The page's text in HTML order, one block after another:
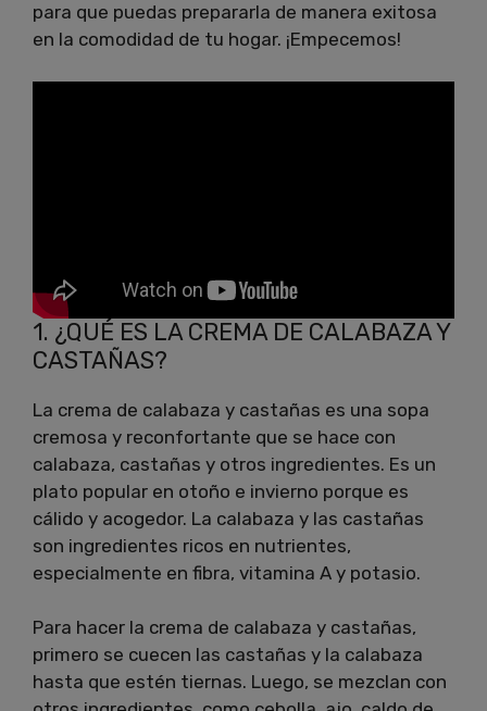
para que puedas prepararla de manera exitosa
en la comodidad de tu hogar. ¡Empecemos!
1. ¿QUÉ ES LA CREMA DE CALABAZA Y
CASTAÑAS?
La crema de calabaza y castañas es una sopa
cremosa y reconfortante que se hace con
calabaza, castañas y otros ingredientes. Es un
plato popular en otoño e invierno porque es
cálido y acogedor. La calabaza y las castañas
son ingredientes ricos en nutrientes,
especialmente en fibra, vitamina A y potasio.
Para hacer la crema de calabaza y castañas,
primero se cuecen las castañas y la calabaza
hasta que estén tiernas. Luego, se mezclan con